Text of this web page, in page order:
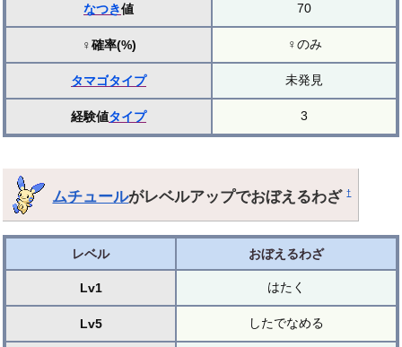
なつき値 70
♀確率(%) ♀のみ
タマゴタイプ 未発見
経験値タイプ 3
ムチュールがレベルアップでおぼえるわざ†
レベル おぼえるわざ
Lv1 はたく
Lv5 したでなめる